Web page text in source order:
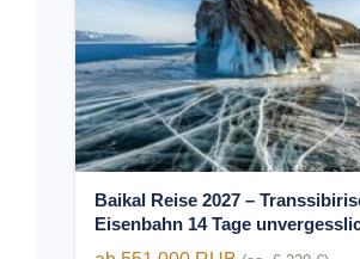
Baikal Reise 2027 –
Eisenbahn 14 Tage
mehrere
Varianten
auf.
Die
Optionen
können
auf
der
Produktseite
gewählt